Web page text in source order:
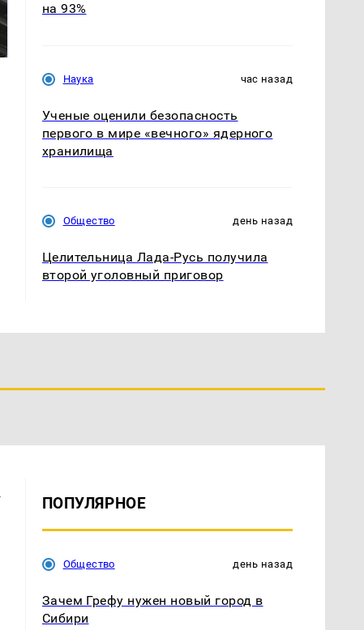
Не ешьте эту
на 93%
Наука час назад
Ученые оценили безопасность
первого в мире «вечного» ядерного
хранилища
Общество день назад
Целительница Лада-Русь получила
второй уголовный приговор
ПОПУЛЯРНОЕ
Общество день назад
Зачем Грефу нужен новый город в
Сибири